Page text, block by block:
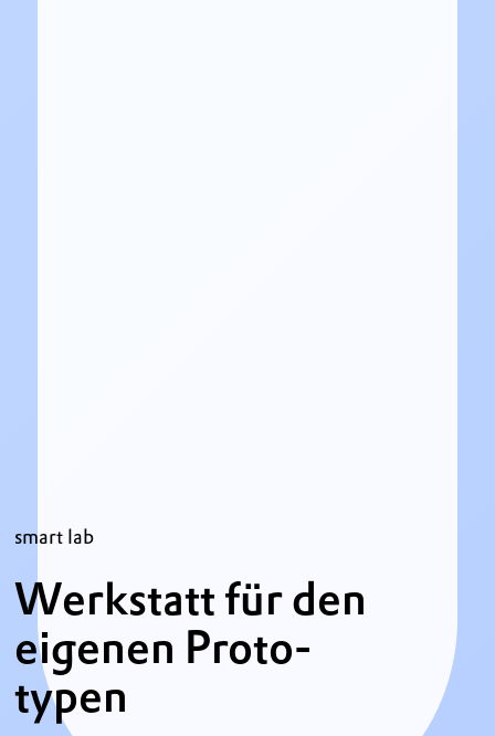
smart lab
Werkstatt für den
eigenen Proto­
typen